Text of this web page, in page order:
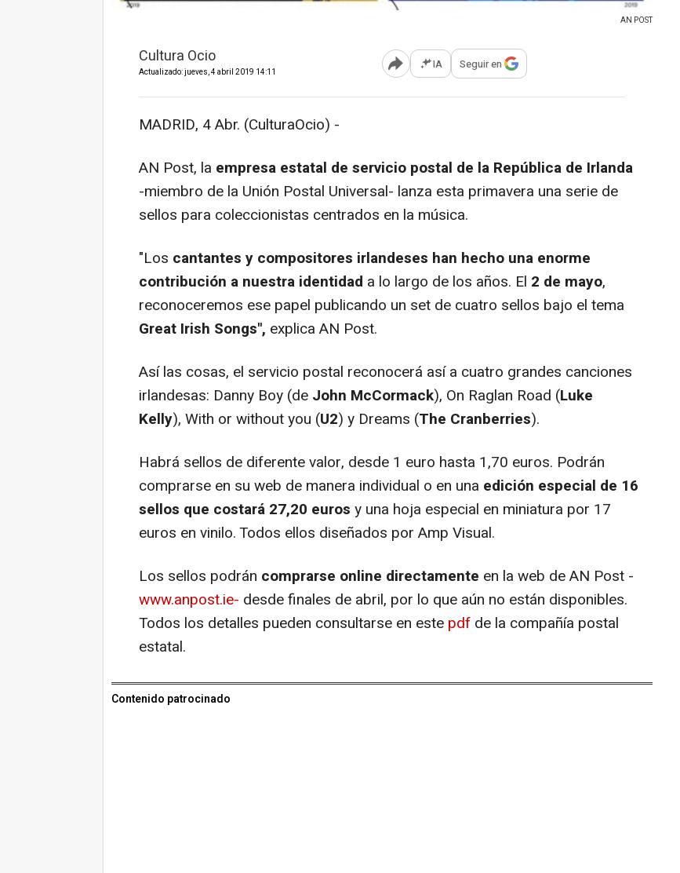
AN POST
Cultura Ocio
Actualizado: jueves, 4 abril 2019 14:11 Abrir opciones para compartir
IA Seguir en
MADRID, 4 Abr. (CulturaOcio) -
AN Post, la empresa estatal de servicio postal de la República de Irlanda
-miembro de la Unión Postal Universal- lanza esta primavera una serie de
sellos para coleccionistas centrados en la música.
"Los cantantes y compositores irlandeses han hecho una enorme
contribución a nuestra identidad a lo largo de los años. El 2 de mayo,
reconoceremos ese papel publicando un set de cuatro sellos bajo el tema
Great Irish Songs", explica AN Post.
Así las cosas, el servicio postal reconocerá así a cuatro grandes canciones
irlandesas: Danny Boy (de John McCormack), On Raglan Road (Luke
Kelly), With or without you (U2) y Dreams (The Cranberries).
Habrá sellos de diferente valor, desde 1 euro hasta 1,70 euros. Podrán
comprarse en su web de manera individual o en una edición especial de 16
sellos que costará 27,20 euros y una hoja especial en miniatura por 17
euros en vinilo. Todos ellos diseñados por Amp Visual.
Los sellos podrán comprarse online directamente en la web de AN Post -
www.anpost.ie- desde finales de abril, por lo que aún no están disponibles.
Todos los detalles pueden consultarse en este pdf de la compañía postal
estatal.
Contenido patrocinado